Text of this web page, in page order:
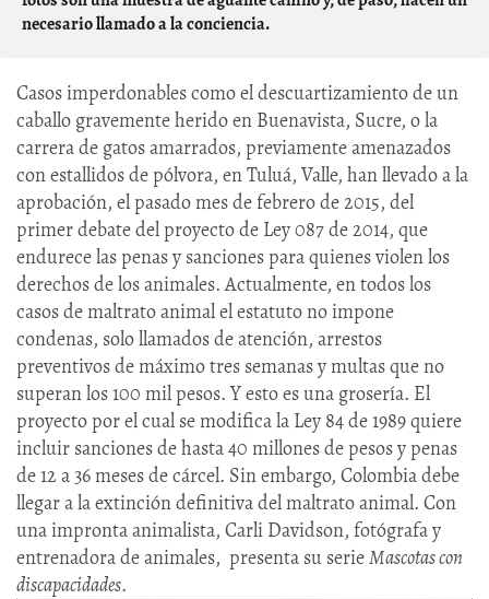
necesario llamado a la conciencia.
Casos imperdonables como el descuartizamiento de un
caballo gravemente herido en Buenavista, Sucre, o la
carrera de gatos amarrados, previamente amenazados
con estallidos de pólvora, en Tuluá, Valle, han llevado a la
aprobación, el pasado mes de febrero de 2015, del
primer debate del proyecto de Ley 087 de 2014, que
endurece las penas y sanciones para quienes violen los
derechos de los animales. Actualmente, en todos los
casos de maltrato animal el estatuto no impone
condenas, solo llamados de atención, arrestos
preventivos de máximo tres semanas y multas que no
superan los 100 mil pesos. Y esto es una grosería. El
proyecto por el cual se modifica la Ley 84 de 1989 quiere
incluir sanciones de hasta 40 millones de pesos y penas
de 12 a 36 meses de cárcel. Sin embargo, Colombia debe
llegar a la extinción definitiva del maltrato animal. Con
una impronta animalista, Carli Davidson, fotógrafa y
entrenadora de animales, presenta su serieMascotas con
discapacidades.